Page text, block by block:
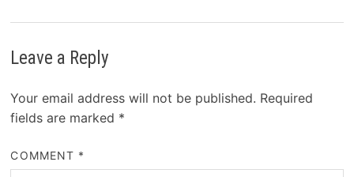
Leave a Reply
Your email address will not be published. Required
fields are marked *
COMMENT *